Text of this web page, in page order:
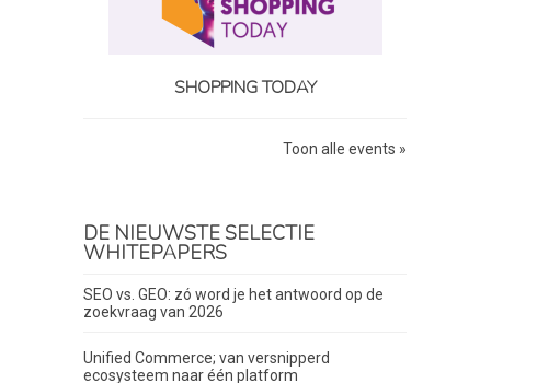
SHOPPING TODAY
Toon alle events »
DE NIEUWSTE SELECTIE
WHITEPAPERS
SEO vs. GEO: zó word je het antwoord op de
zoekvraag van 2026
Unified Commerce; van versnipperd
ecosysteem naar één platform